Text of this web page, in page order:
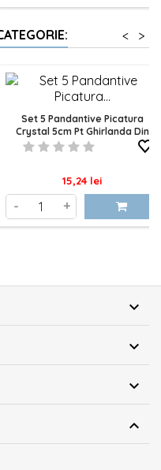
>
<
Set 5 Pandantive Picatura
Crystal 5cm Pt Ghirlanda Din
Diamante 5cm
Pret
15,24 lei
- +



